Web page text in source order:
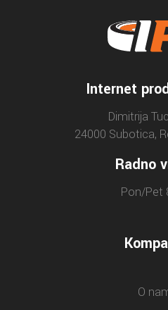
Internet
Dimitrija
24000 Subotica,
Radno
Pon/Pet
O